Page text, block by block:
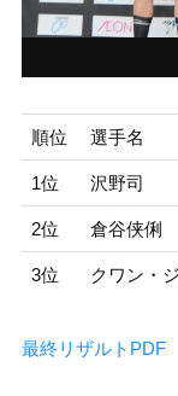
順位 選手名
1位 沢野司
2位 倉谷侠俐
3位 クワン・
最終リザルトPDF